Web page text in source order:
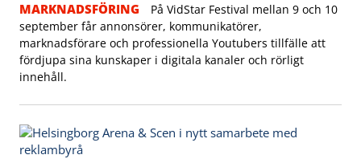
MARKNADSFÖRING
På VidStar Festival mellan 9 och 10
september får annonsörer, kommunikatörer,
marknadsförare och professionella Youtubers tillfälle att
fördjupa sina kunskaper i digitala kanaler och rörligt
innehåll.